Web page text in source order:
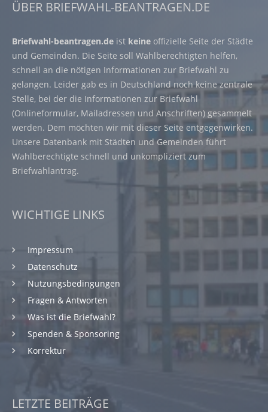
ÜBER BRIEFWAHL-BEANTRAGEN.DE
Briefwahl-beantragen.de ist keine offizielle Seite der Städte
und Gemeinden. Die Seite soll Wahlberechtigten helfen,
schnell an die nötigen Informationen zur Briefwahl zu
gelangen. Leider gab es in Deutschland noch keine zentrale
Stelle, bei der die Informationen zur Briefwahl
(Onlineformular, Mailadressen und Anschriften) gesammelt
werden. Dem möchten wir mit dieser Seite entgegenwirken.
Unsere Datenbank mit Städten und Gemeinden führt
Wahlberechtigte schnell und unkompliziert zum
Briefwahlantrag.
WICHTIGE LINKS
Impressum
Datenschutz
Nutzungsbedingungen
Fragen & Antworten
Was ist die Briefwahl?
Spenden & Sponsoring
Korrektur
LETZTE BEITRÄGE